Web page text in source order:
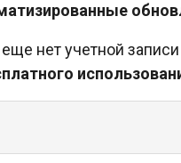
еще нет учетной